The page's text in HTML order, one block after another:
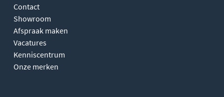
Contact
Showroom
Afspraak maken
Vacatures
Kenniscentrum
Onze merken